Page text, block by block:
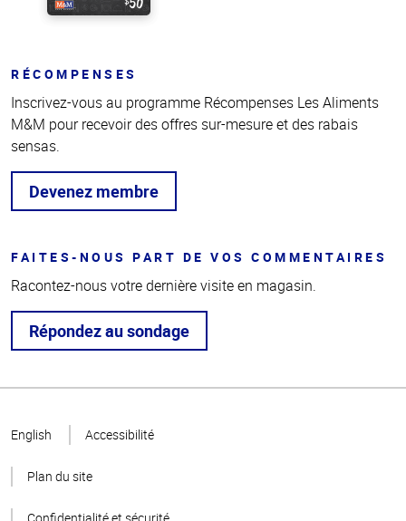
RÉCOMPENSES
Inscrivez-vous au programme Récompenses Les Aliments
M&M pour recevoir des offres sur-mesure et des rabais
sensas.
Devenez membre
FAITES-NOUS PART DE VOS COMMENTAIRES
Racontez-nous votre dernière visite en magasin.
Répondez au sondage
page
English Accessibilité
Plan du site